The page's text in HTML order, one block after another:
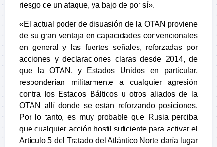
riesgo de un ataque, ya bajo de por sí».
«El actual poder de disuasión de la OTAN proviene
de su gran ventaja en capacidades convencionales
en general y las fuertes señales, reforzadas por
acciones y declaraciones claras desde 2014, de
que la OTAN, y Estados Unidos en particular,
responderían militarmente a cualquier agresión
contra los Estados Bálticos u otros aliados de la
OTAN allí donde se están reforzando posiciones.
Por lo tanto, es muy probable que Rusia perciba
que cualquier acción hostil suficiente para activar el
Artículo 5 del Tratado del Atlántico Norte daría lugar